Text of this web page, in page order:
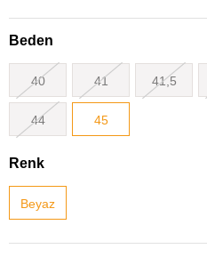
Beden
40 41 41,5
44 45
Renk
Beyaz